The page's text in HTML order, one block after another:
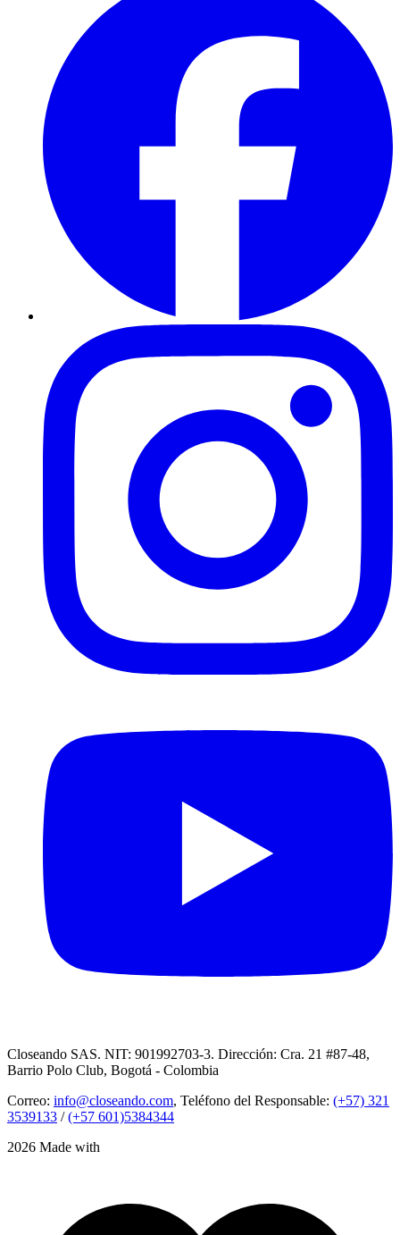
Closeando SAS. NIT: 901992703-3. Dirección: Cra. 21 #87-48,
Barrio Polo Club, Bogotá - Colombia
Correo: info@closeando.com, Teléfono del Responsable: (+57) 321
3539133 /(+57 601)5384344
2026 Made with